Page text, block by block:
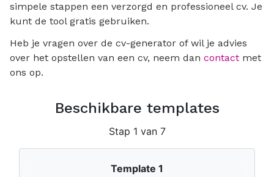
simpele stappen een verzorgd en professioneel cv. Je
kunt de tool gratis gebruiken.
Heb je vragen over de cv-generator of wil je advies
over het opstellen van een cv, neem dan contact met
ons op.
Beschikbare templates
Stap 1 van 7
Template 1